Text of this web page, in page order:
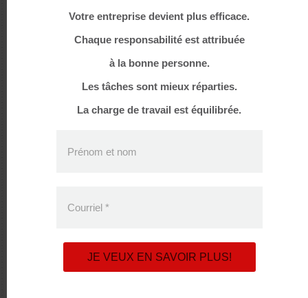
décembre 2023
Votre entreprise devient plus efficace.
Chaque responsabilité est attribuée
à la bonne personne.
Les tâches sont mieux réparties.
La charge de travail est équilibrée.
Prénom et nom
Courriel*
JE VEUX EN SAVOIR PLUS!